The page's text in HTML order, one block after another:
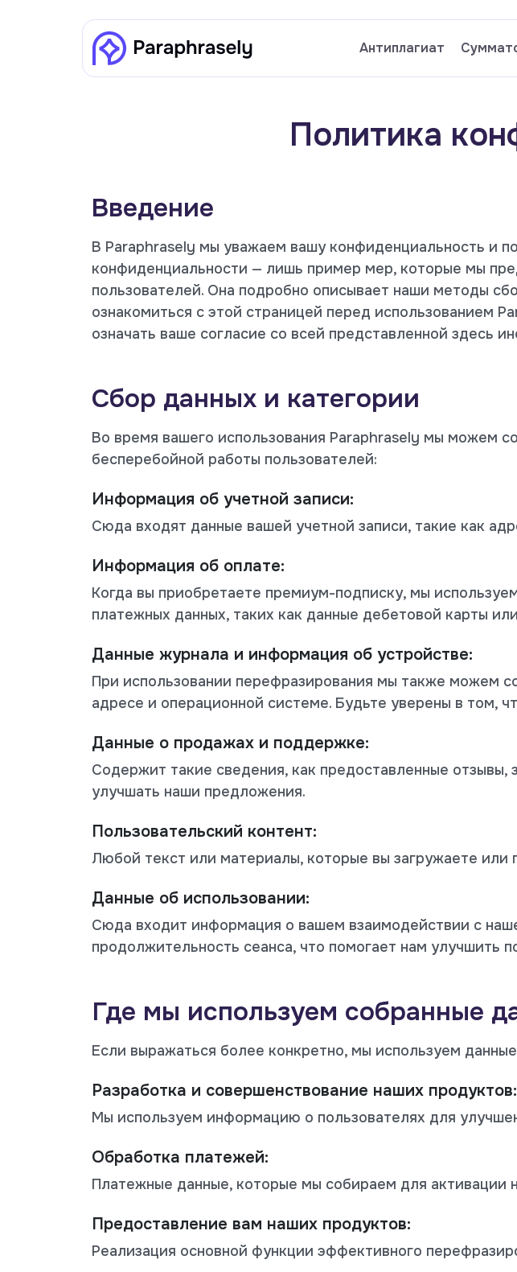
Aнтиплагиат
Политика
Введение
В Paraphrasely мы уважаем вашу конфиденциальность и
конфиденциальности — лишь пример мер, которые мы
пользователей. Она подробно описывает наши методы
ознакомиться с этой страницей перед использованием
означать ваше согласие со всей представленной здесь
Сбор данных и категории
Во время вашего использования Paraphrasely мы можем
бесперебойной работы пользователей:
Информация об учетной записи:
Сюда входят данные вашей учетной записи, такие как
Информация об оплате:
Когда вы приобретаете премиум-подписку, мы
платежных данных, таких как данные дебетовой карты
Данные журнала и информация об устройстве:
При использовании перефразирования мы также можем
адресе и операционной системе. Будьте уверены в том,
Данные о продажах и поддержке:
Содержит такие сведения, как предоставленные
улучшать наши предложения.
Пользовательский контент:
Любой текст или материалы, которые вы загружаете
Данные об использовании:
Сюда входит информация о вашем взаимодействии с
продолжительность сеанса, что помогает нам улучшить
Где мы используем собранные
Если выражаться более конкретно, мы используем
Разработка и совершенствование наших продуктов:
Мы используем информацию о пользователях для
Обработка платежей:
Платежные данные, которые мы собираем для активации
Предоставление вам наших продуктов:
Реализация основной функции эффективного